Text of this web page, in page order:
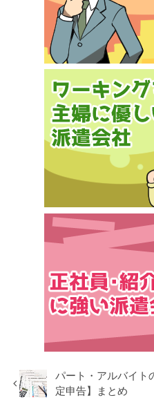
パート・アルバイト
定申告】まとめ